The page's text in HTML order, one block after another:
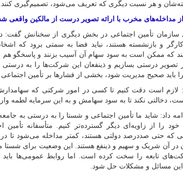
و هر نسبت دیگری که تعریف می‌شود، تصمیم‌گیری کنند.
مداخله‌های مخرب با ارائه تصویر درست از مالکین واقعی
سازمان تأمین اجتماعی در بخش دیگری از سخنانش
کارگر و بازنشسته هستند، نباید فضا به سمتی برود که
که ممکن است به سود سهام آن آسیب بزنند و پاسخگو هم
تصویر درستی بسازیم و ذینفعان این شرکت‌ها را به
باید صحیح مدیریت شود، بخشی از فشار‌ها بر تأمین
لازم است دقت کنیم تا کسی در امور شرکتی که
دخالتی نکند تا به سود سهامش و به این سرمایه لطمه
داد: شاید ما تأمین اجتماعی و شستا را به درستی به
را از زاویه‌ای دیگر گسترده‌تر کنیم. متأسفانه تأمین
که حتی صددرصد دولتی هستند، کمتر مداخله می‌شود تا در
در آن شریک و سهیم و ذینفع هستند. این وضعیت برای شستا
تابعه را سخت کرده است. اما روابط عمومی‌ها
مسائل و مشکلات حل شود.